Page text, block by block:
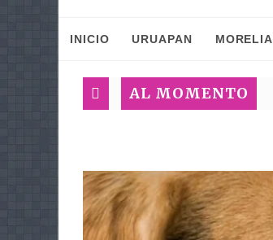
INICIO URUAPAN MORELIA
AL MOMENTO